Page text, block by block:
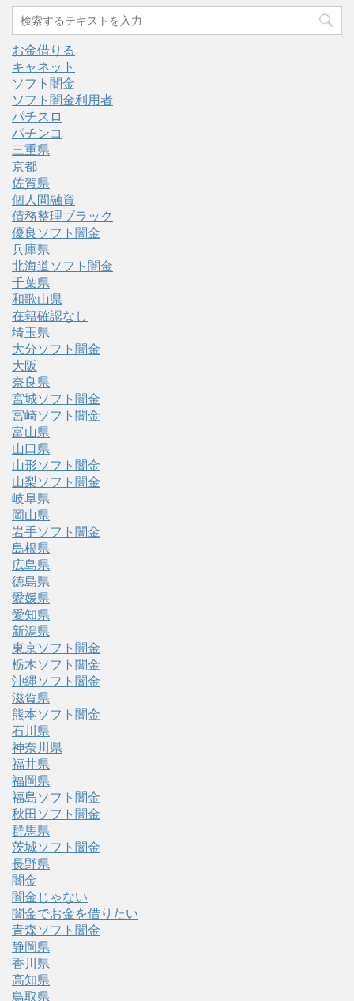
お金借りる
キャネット
ソフト闇金
ソフト闇金利用者
パチスロ
パチンコ
三重県
京都
佐賀県
個人間融資
債務整理ブラック
優良ソフト闇金
兵庫県
北海道ソフト闇金
千葉県
和歌山県
在籍確認なし
埼玉県
大分ソフト闇金
大阪
奈良県
宮城ソフト闇金
宮崎ソフト闇金
富山県
山口県
山形ソフト闇金
山梨ソフト闇金
岐阜県
岡山県
岩手ソフト闇金
島根県
広島県
徳島県
愛媛県
愛知県
新潟県
東京ソフト闇金
栃木ソフト闇金
沖縄ソフト闇金
滋賀県
熊本ソフト闇金
石川県
神奈川県
福井県
福岡県
福島ソフト闇金
秋田ソフト闇金
群馬県
茨城ソフト闇金
長野県
闇金
闇金じゃない
闇金でお金を借りたい
青森ソフト闇金
静岡県
香川県
高知県
鳥取県